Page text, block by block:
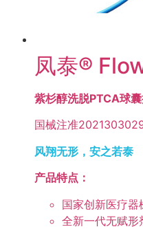
凤泰®
紫杉醇洗脱PTCA球
国械注准
风翔无形，安之若泰
产品特点：
国家创新医疗器
全新一代无赋形